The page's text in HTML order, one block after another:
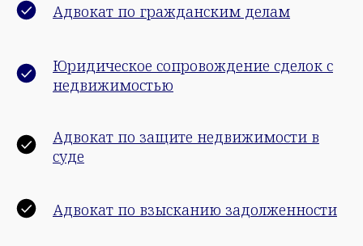
Адвокат по гражданским делам
Юридическое сопровождение сделок с
недвижимостью
Адвокат по защите недвижимости в
суде
Адвокат по взысканию задолженности